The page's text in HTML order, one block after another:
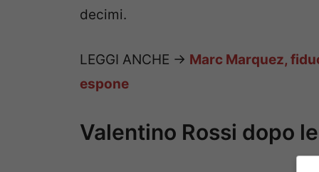
decimi.
LEGGI ANCHE -> Marc Marquez,
espone
Valentino Rossi dopo